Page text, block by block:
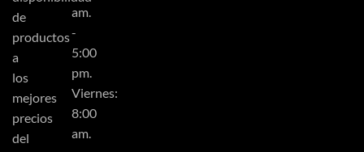
de
productos
a
los
mejores
precios
del
am.
-
5:00
pm.
Viernes:
8:00
am.